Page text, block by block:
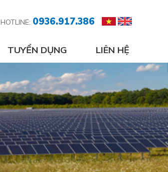
HOTLINE: 0936.917.386
TUYỂN DỤNG LIÊN HỆ